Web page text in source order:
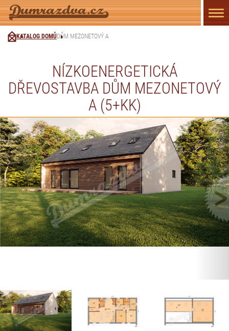
KATALOG DOMŮDŮM MEZONETOVÝ A
NÍZKOENERGETICKÁ
DŘEVOSTAVBA DŮM MEZONETOVÝ
A (5+KK)